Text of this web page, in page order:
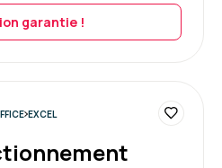
Le 17/07/2026
garantie !
EXCEL